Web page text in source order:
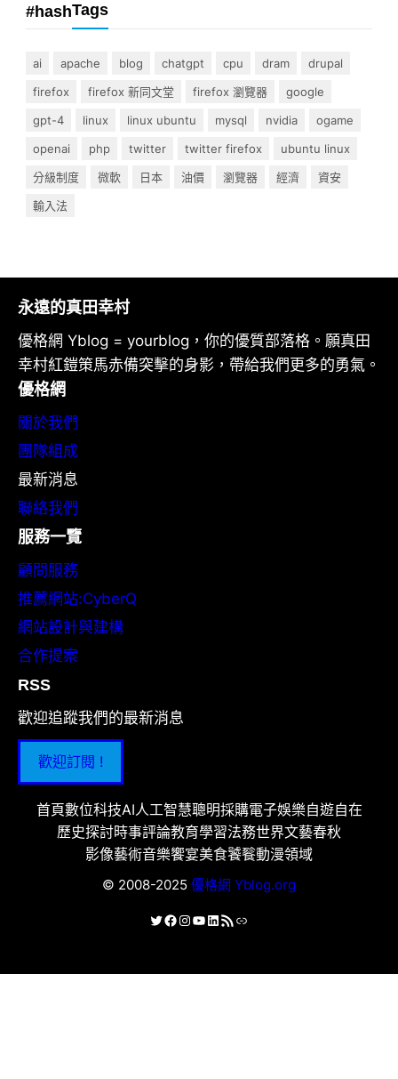
#hashTags
ai apache blog chatgpt cpu dram
drupal
firefox
firefox 新同文堂 firefox 瀏覽器
google
gpt-4
linux linux ubuntu mysql nvidia
ogame
openai
php twitter twitter firefox
ubuntu linux
分級制度
微軟 日本 油價 瀏覽器 經濟
資安
輸入法
永遠的真田幸村
優格網 Yblog = yourblog，你的優質部落格。願真田
幸村紅鎧策馬赤備突擊的身影，帶給我們更多的勇氣。
優格網
關於我們
團隊組成
最新消息
聯絡我們
服務一覽
顧問服務
推薦網站:CyberQ
網站設計與建構
合作提案
RSS
歡迎追蹤我們的最新消息
歡迎訂閱 !
首頁數位科技AI人工智慧聰明採購電子娛樂自遊自在
歷史探討時事評論教育學習法務世界文藝春秋
影像藝術音樂饗宴美食饕餮動漫領域
© 2008-2025 優格網 Yblog.org
X Facebook
Instagram
YouTube
LinkedIn
RSS 資訊提供連結